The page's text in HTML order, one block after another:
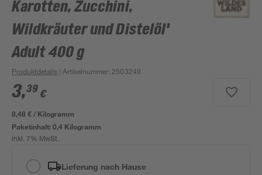
Karotten, Zucchini,
Wildkräuter und Distelöl'
Adult 400 g
Produktdetails | Artikelnummer: 2503249
3,39 €
8,48 € / Kilogramm
Paketinhalt:0,4 Kilogramm
inkl. 7% MwSt.
Lieferung nach Hause